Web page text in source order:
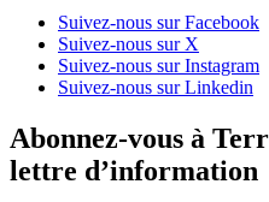
Suivez-nous sur Facebook
Suivez-nous sur X
Suivez-nous sur Instagram
Suivez-nous sur Linkedin
Abonnez-vous à
lettre d’information